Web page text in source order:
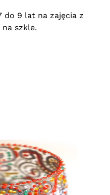
do 9 lat na zajęcia z
szkle.